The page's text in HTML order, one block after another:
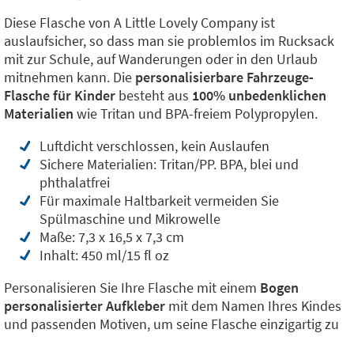
Diese Flasche von A Little Lovely Company ist
auslaufsicher, so dass man sie problemlos im Rucksack
mit zur Schule, auf Wanderungen oder in den Urlaub
mitnehmen kann. Die personalisierbare Fahrzeuge-
Flasche für Kinder besteht aus 100% unbedenklichen
Materialien wie Tritan und BPA-freiem Polypropylen.
Luftdicht verschlossen, kein Auslaufen
Sichere Materialien: Tritan/PP. BPA, blei und
phthalatfrei
Für maximale Haltbarkeit vermeiden Sie
Spülmaschine und Mikrowelle
Maße: 7,3 x 16,5 x 7,3 cm
Inhalt: 450 ml/15 fl oz
Personalisieren Sie Ihre Flasche mit einem Bogen
personalisierter Aufkleber mit dem Namen Ihres Kindes
und passenden Motiven, um seine Flasche einzigartig zu